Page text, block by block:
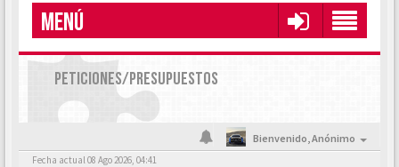
MENÚ
PETICIONES/PRESUPUESTOS
Bienvenido,Anónimo
Fecha actual 08 Ago 2026, 04:41